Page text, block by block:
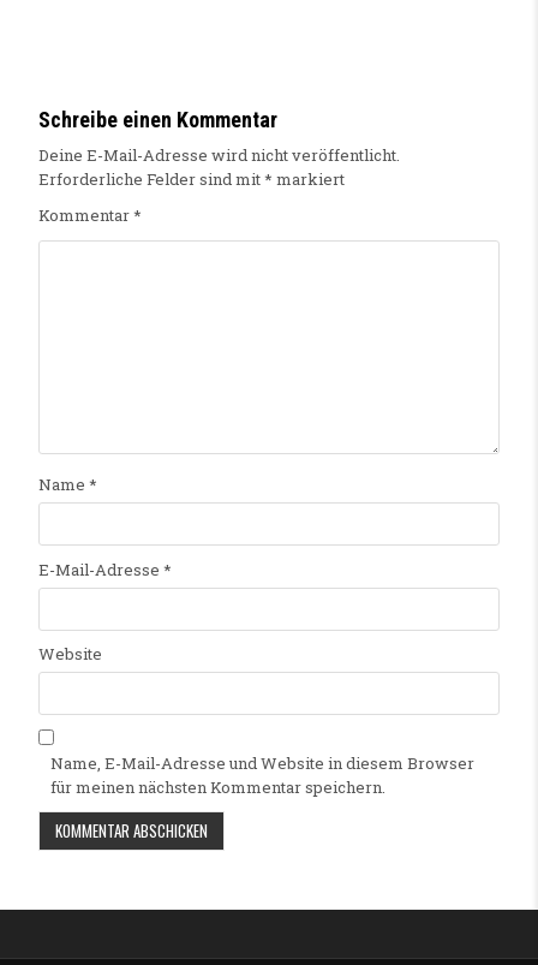
Schreibe einen Kommentar
Deine E-Mail-Adresse wird nicht veröffentlicht.
Erforderliche Felder sind mit* markiert
Kommentar*
Name *
E-Mail-Adresse *
Website
Name, E-Mail-Adresse und Website in diesem Browser
für meinen nächsten Kommentar speichern.